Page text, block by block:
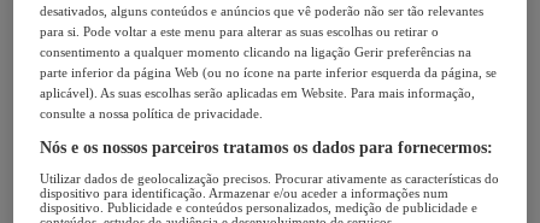
desativados, alguns conteúdos e anúncios que vê poderão não ser tão relevantes
para si. Pode voltar a este menu para alterar as suas escolhas ou retirar o
consentimento a qualquer momento clicando na ligação Gerir preferências na
parte inferior da página Web (ou no ícone na parte inferior esquerda da página, se
aplicável). As suas escolhas serão aplicadas em Website. Para mais informação,
consulte a nossa política de privacidade.
Nós e os nossos parceiros tratamos os dados para fornecermos:
Utilizar dados de geolocalização precisos. Procurar ativamente as características do
dispositivo para identificação. Armazenar e/ou aceder a informações num
dispositivo. Publicidade e conteúdos personalizados, medição de publicidade e